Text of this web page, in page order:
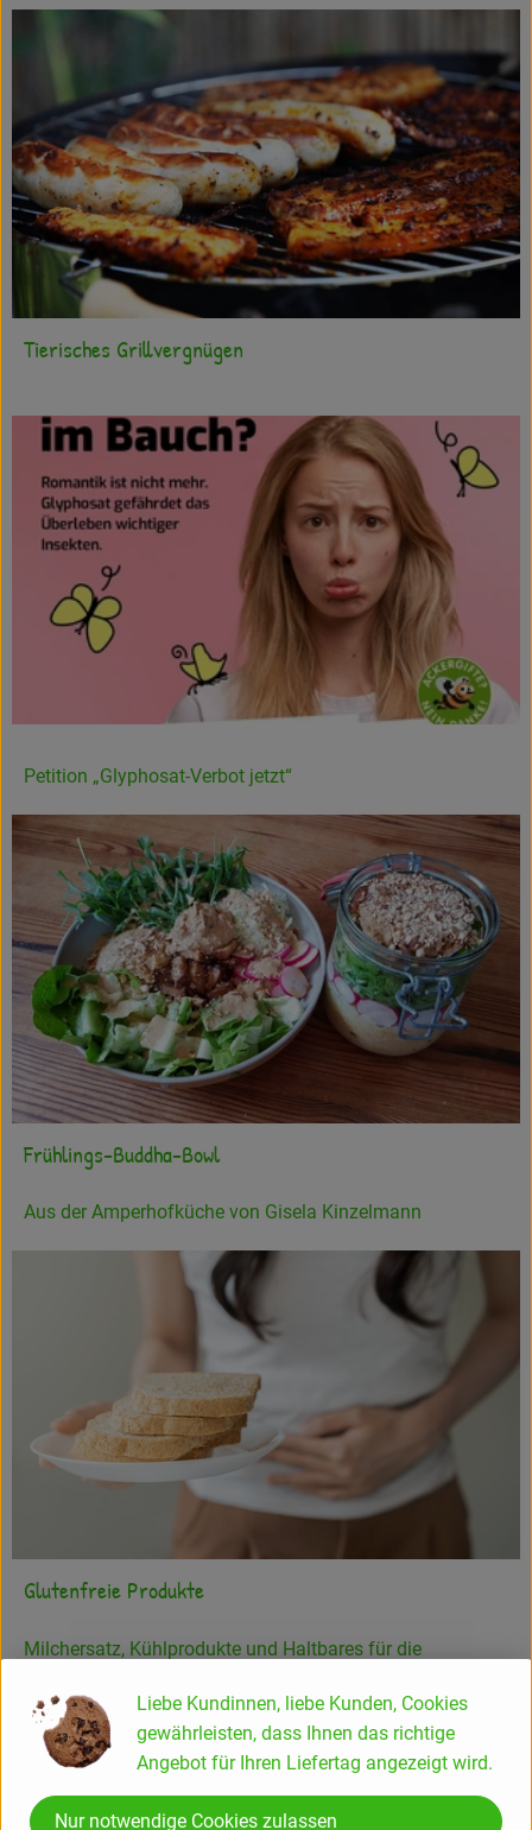
Tierisches Grillvergnügen
Petition „Glyphosat-Verbot jetzt“
Frühlings-Buddha-Bowl
Aus der Amperhofküche von Gisela Kinzelmann
Glutenfreie Produkte
Milchersatz, Kühlprodukte und Haltbares für die
bzw. verarbeitet werdenLiebe Kundinnen, liebe Kunden, Cookies
gewährleisten, dass Ihnen das richtige
Angebot für Ihren Liefertag angezeigt wird.
Nur notwendige Cookies zulassen